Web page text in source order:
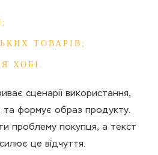
ТОВАРІВ;
ХОБІ.
сценарії використання,
та формує образ продукту.
проблему покупця, а текст
це відчуття.